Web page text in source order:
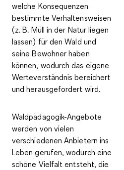
welche Konsequenzen
bestimmte Verhaltensweisen
(z. B. Müll in der Natur liegen
lassen) für den Wald und
seine Bewohner haben
können, wodurch das eigene
Werteverständnis bereichert
und herausgefordert wird.
Waldpädagogik-Angebote
werden von vielen
verschiedenen Anbietern ins
Leben gerufen, wodurch eine
schöne Vielfalt entsteht, die